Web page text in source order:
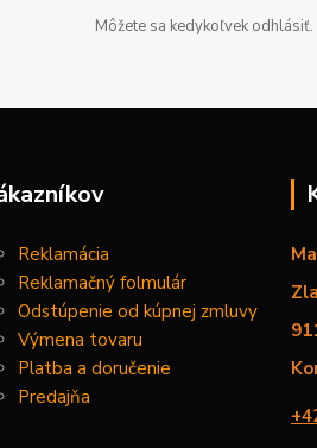
Môžete sa kedykoľvek
Reklamácia
Reklamačný folmulár
Odstúpenie od kúpnej zmluvy
Výmena tovaru
Platba a doručenie
Predajňa